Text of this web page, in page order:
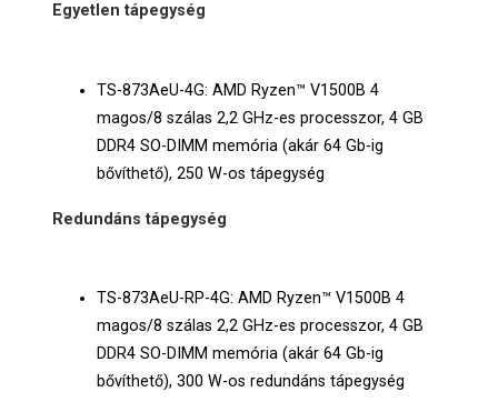
Egyetlen tápegység
TS-873AeU-4G: AMD Ryzen™ V1500B 4
magos/8 szálas 2,2 GHz-es processzor, 4 GB
DDR4 SO-DIMM memória (akár 64 Gb-ig
bővíthető), 250 W-os tápegység
Redundáns tápegység
TS-873AeU-RP-4G: AMD Ryzen™ V1500B 4
magos/8 szálas 2,2 GHz-es processzor, 4 GB
DDR4 SO-DIMM memória (akár 64 Gb-ig
bővíthető), 300 W-os redundáns tápegység